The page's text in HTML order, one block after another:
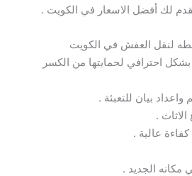
لك أفضل الاسعار في الكويت .
لنقل العفش في الكويت
احترافي لحمايتها من الكسر